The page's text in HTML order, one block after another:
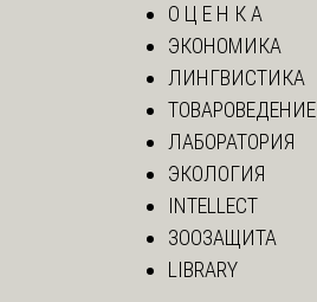
О Ц Е Н К А
ЭКОНОМИКА
ЛИНГВИСТИКА
ТОВАРОВЕДЕНИЕ
ЛАБОРАТОРИЯ
ЭКОЛОГИЯ
INTELLECT
ЗООЗАЩИТА
LIBRARY